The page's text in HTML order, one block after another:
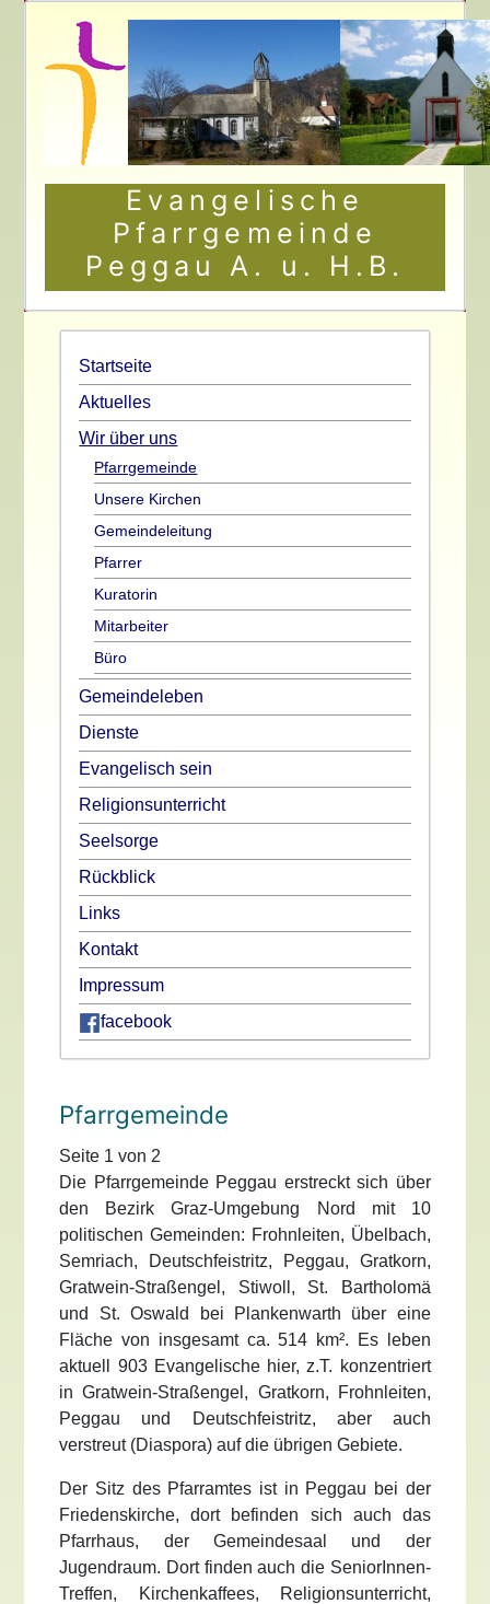
Evangelische
Pfarrgemeinde
Peggau A. u. H.B.
Startseite
Aktuelles
Wir über uns
Pfarrgemeinde
Unsere Kirchen
Gemeindeleitung
Pfarrer
Kuratorin
Mitarbeiter
Büro
Gemeindeleben
Dienste
Evangelisch sein
Religionsunterricht
Seelsorge
Rückblick
Links
Kontakt
Impressum
facebook
Pfarrgemeinde
Seite 1 von 2
Die Pfarrgemeinde Peggau erstreckt sich über
den Bezirk Graz-Umgebung Nord mit 10
politischen Gemeinden: Frohnleiten, Übelbach,
Semriach, Deutschfeistritz, Peggau, Gratkorn,
Gratwein-Straßengel, Stiwoll, St. Bartholomä
und St. Oswald bei Plankenwarth über eine
Fläche von insgesamt ca. 514 km². Es leben
aktuell 903 Evangelische hier, z.T. konzentriert
in Gratwein-Straßengel, Gratkorn, Frohnleiten,
Peggau und Deutschfeistritz, aber auch
verstreut (Diaspora) auf die übrigen Gebiete.
Der Sitz des Pfarramtes ist in Peggau bei der
Friedenskirche, dort befinden sich auch das
Pfarrhaus, der Gemeindesaal und der
Jugendraum. Dort finden auch die SeniorInnen-
Treffen, Kirchenkaffees, Religionsunterricht,